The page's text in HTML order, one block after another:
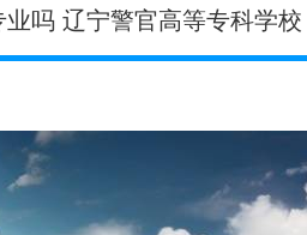
吗 辽宁警官高等专科学校